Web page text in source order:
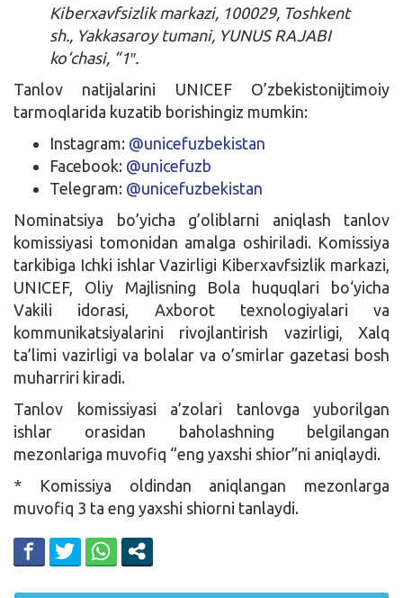
Kiberxavfsizlik markazi, 100029, Toshkent
sh., Yakkasaroy tumani, YUNUS RAJABI
ko‘chasi, “1″.
Tanlov natijalarini
UNICEF O’zbekistonijtimoiy
tarmoqlarida kuzatib borishingiz mumkin:
Instagram: @unicefuzbekistan
Facebook: @unicefuzb
Telegram: @unicefuzbekistan
Nominatsiya bo’yicha g’oliblarni aniqlash tanlov
komissiyasi tomonidan amalga oshiriladi. Komissiya
tarkibiga Ichki ishlar Vazirligi Kiberxavfsizlik markazi,
UNICEF, Oliy Majlisning Bola huquqlari bo‘yicha
Vakili idorasi, Axborot texnologiyalari va
kommunikatsiyalarini rivojlantirish vazirligi, Xalq
ta’limi vazirligi va bolalar va o’smirlar gazetasi bosh
muharriri kiradi.
Tanlov komissiyasi a’zolari tanlovga yuborilgan
ishlar orasidan baholashning belgilangan
mezonlariga muvofiq “eng yaxshi shior”ni aniqlaydi.
* Komissiya oldindan aniqlangan mezonlarga
muvofiq 3 ta eng yaxshi shiorni tanlaydi.